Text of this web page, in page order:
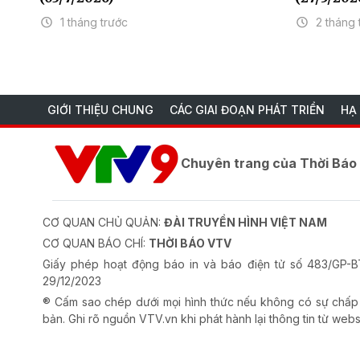
1 tháng trước 2 tháng
GIỚI THIỆU CHUNG CÁC GIAI ĐOẠN PHÁT TRIỂN HẠ
Chuyên trang của Thời
CƠ QUAN CHỦ QUẢN: ĐÀI TRUYỀN HÌNH VIỆT NAM
CƠ QUAN BÁO CHÍ: THỜI BÁO VTV
Giấy phép hoạt động báo in và báo điện tử số 483/GP-
29/12/2023
® Cấm sao chép dưới mọi hình thức nếu không có sự
bản. Ghi rõ nguồn VTV.vn khi phát hành lại thông tin từ